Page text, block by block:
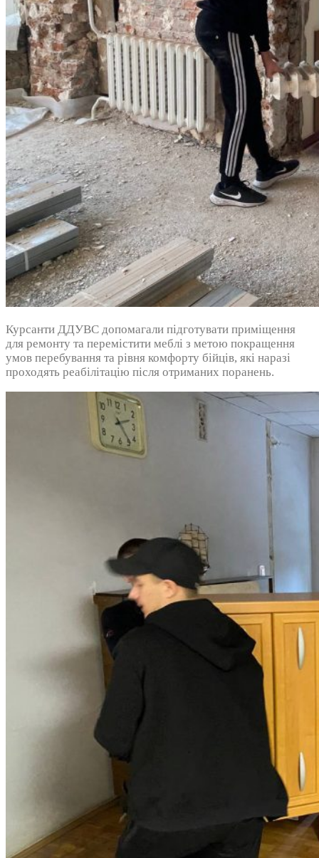
Курсанти ДДУВС допомагали підготувати приміщення
для ремонту та перемістити меблі з метою покращення
умов перебування та рівня комфорту бійців, які наразі
проходять реабілітацію після отриманих поранень.